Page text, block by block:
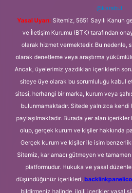
@karabul
Yasal Uyarı: Sitemiz, 5651 Sayılı Kanun
ve İletişim Kurumu (BTK) tarafından
olarak hizmet vermektedir. Bu nedenle,
olarak denetleme veya araştırma
Ancak, üyelerimiz yazdıkları içeriklerin
siteye üye olarak bu sorumluluğu kabul
sitesi, herhangi bir marka, kurum veya
bulunmamaktadır. Sitede yalnızca kendi
paylaşılmaktadır. Burada yer alan
olup, gerçek kurum ve kişiler hakkında
Gerçek kurum ve kişiler ile isim
Sitemiz, kar amacı gütmeyen ve
platformudur. Hukuka ve yasal
düşündüğünüz içerikleri,
bildirmeniz halinde, ilgili içerikler yasal